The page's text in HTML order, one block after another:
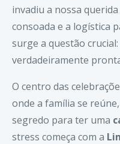
invadiu a nossa
consoada e a logística
surge a questão
verdadeiramente
O centro das
onde a família se
segredo para ter uma
stress começa com a